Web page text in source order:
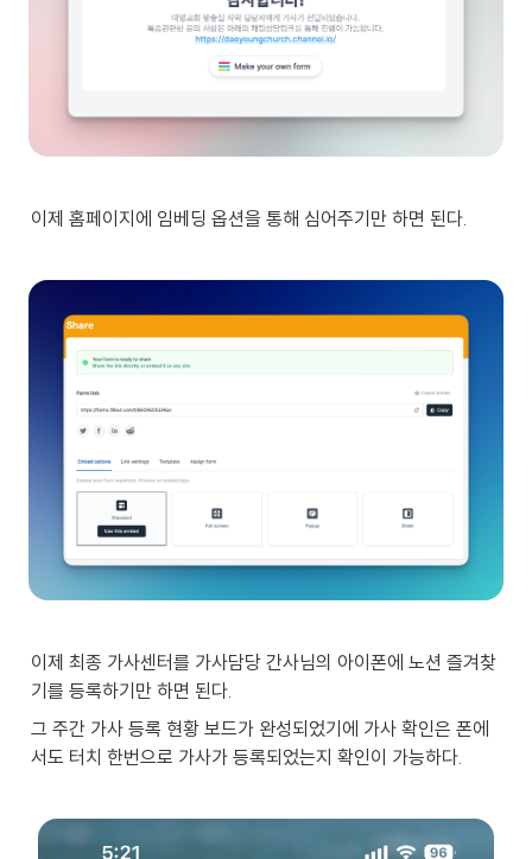
이제 홈페이지에 임베딩 옵션을 통해 심어주기만 하면 된다.
이제 최종 가사센터를 가사담당 간사님의 아이폰에 노션 즐겨찾
기를 등록하기만 하면 된다.
그 주간 가사 등록 현황 보드가 완성되었기에 가사 확인은 폰에
서도 터치 한번으로 가사가 등록되었는지 확인이 가능하다.